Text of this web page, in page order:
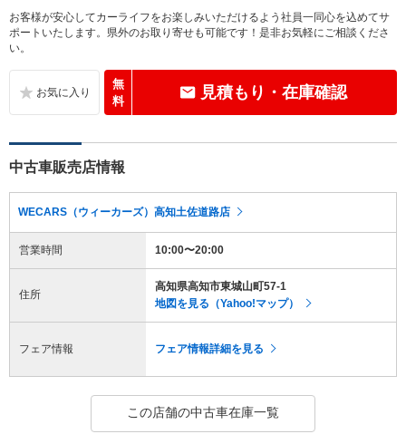
お客様が安心してカーライフをお楽しみいただけるよう社員一同心を込めてサ
ポートいたします。県外のお取り寄せも可能です！是非お気軽にご相談くださ
い。
無
料
見積もり・在庫確認
中古車販売店情報
WECARS（ウィーカーズ）高知土佐道路店
営業時間 10:00〜20:00
住所
高知県高知市東城山町57-1
地図を見る（Yahoo!マップ）
フェア情報 フェア情報詳細を見る
この店舗の中古車在庫一覧